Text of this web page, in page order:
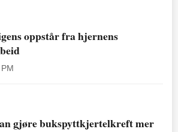
oppstår fra hjernens
gjøre bukspyttkjertelkreft mer